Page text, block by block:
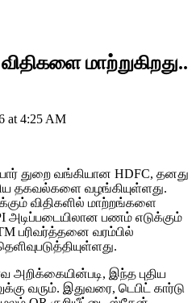
மாற்றுகிறது..
at 4:25 AM
துறை வங்கியான HDFC, தனது
தகவல்களை வழங்கியுள்ளது.
விதிகளில் மாற்றங்களை
அடிப்படையிலான பணம் எடுக்கும்
பரிவர்த்தனை வரம்பில்
அறிக்கையின்படி, இந்த புதிய
வரும். இதுவரை, டெபிட் கார்டு